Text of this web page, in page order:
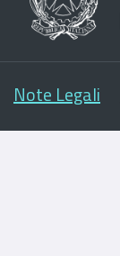
Note Legali